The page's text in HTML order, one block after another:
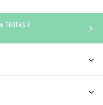
TROCAS E